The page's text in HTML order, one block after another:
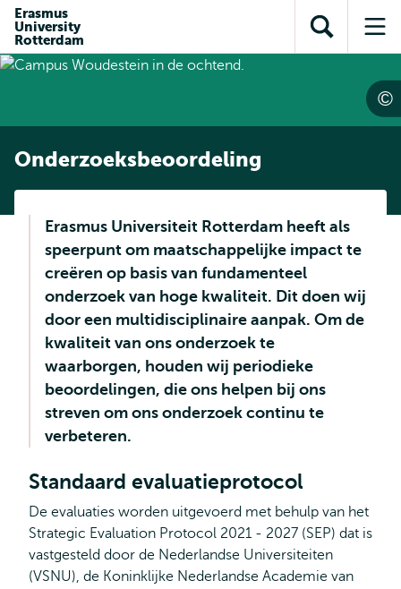
inhoud
gaan
gaan
Direct naar
subnavigatie
Erasmus
University
Rotterdam
Toon
zoekveld
Onderzoeksbeoordeling
Erasmus Universiteit Rotterdam heeft als
speerpunt om maatschappelijke impact te
creëren op basis van fundamenteel
onderzoek van hoge kwaliteit. Dit doen wij
door een multidisciplinaire aanpak. Om de
kwaliteit van ons onderzoek te
waarborgen, houden wij periodieke
beoordelingen, die ons helpen bij ons
streven om ons onderzoek continu te
verbeteren.
Standaard evaluatieprotocol
De evaluaties worden uitgevoerd met behulp van het
Strategic Evaluation Protocol 2021 - 2027 (SEP) dat is
vastgesteld door de Nederlandse Universiteiten
(VSNU), de Koninklijke Nederlandse Academie van